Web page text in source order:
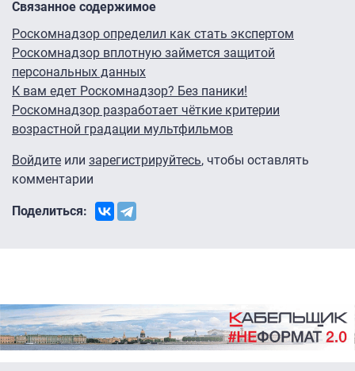
Связанное содержимое
Роскомнадзор определил как стать экспертом
Роскомнадзор вплотную займется защитой
персональных данных
К вам едет Роскомнадзор? Без паники!
Роскомнадзор разработает чёткие критерии
возрастной градации мультфильмов
Войдите или зарегистрируйтесь, чтобы оставлять
комментарии
Поделиться: